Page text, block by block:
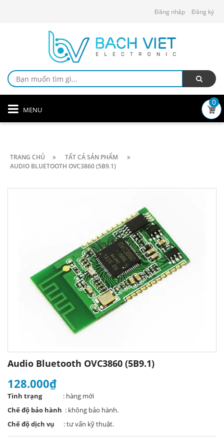
Đăng nhập Đăng ký
MENU
0
TRANG CHỦ
TẤT CẢ SẢN PHẨM
AUDIO BLUETOOTH OVC3860 (5B9.1)
Audio Bluetooth OVC3860 (5B9.1)
128.000₫
Tình trạng: hàng mới
Chế độ bảo hành : không bảo hành.
Chế độ dịch vụ : tư vấn kỹ thuật.